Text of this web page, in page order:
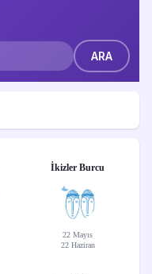
İkizler Burcu
22 Mayıs
22 Haziran